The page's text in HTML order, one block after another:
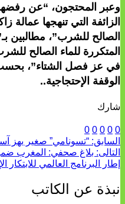
وعبر المحتجون، “عن
الزائفة التي تنهجها عمالة
الصالح للشرب”، مطالبين
المتكررة للماء الصالح
في عز فصل الشتاء”،
الوقفة الإحتجاجية..
شارك
0
0
0
0
0
السابق: “تسونامي” صغير يهز
التالى:
إطار البرنامج العالمي للابتكار
نبذة عن الكاتب